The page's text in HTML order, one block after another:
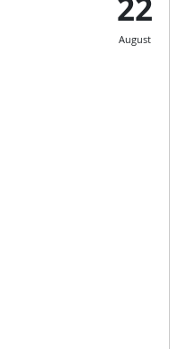
22
August